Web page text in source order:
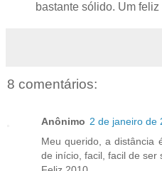
bastante sólido. Um
8 comentários:
Anônimo 2 de janeiro de
Meu querido, a distância
de início, facil, facil de ser